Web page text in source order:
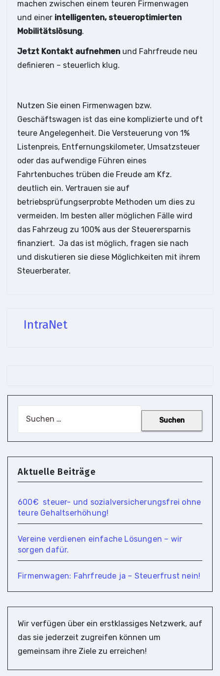
machen zwischen einem teuren Firmenwagen
und einer intelligenten, steueroptimierten
Mobilitätslösung.
Jetzt Kontakt aufnehmen und Fahrfreude neu
definieren – steuerlich klug.
Nutzen Sie einen Firmenwagen bzw.
Geschäftswagen ist das eine komplizierte und oft
teure Angelegenheit. Die Versteuerung von 1%
Listenpreis, Entfernungskilometer, Umsatzsteuer
oder das aufwendige Führen eines
Fahrtenbuches trüben die Freude am Kfz.
deutlich ein. Vertrauen sie auf
betriebsprüfungserprobte Methoden um dies zu
vermeiden. Im besten aller möglichen Fälle wird
das Fahrzeug zu 100% aus der Steuerersparnis
finanziert. Ja das ist möglich, fragen sie nach
und diskutieren sie diese Möglichkeiten mit ihrem
Steuerberater.
IntraNet
Aktuelle Beiträge
600€ steuer- und so­zial­ver­si­che­rungs­frei ohne
teure Gehaltserhöhung!
Vereine verdienen einfache Lösungen – wir
sorgen dafür.
Firmenwagen: Fahrfreude ja – Steuerfrust nein!
Wir verfügen über ein erstklassiges Netzwerk, auf
das sie jederzeit zugreifen können um
gemeinsam ihre Ziele zu erreichen!